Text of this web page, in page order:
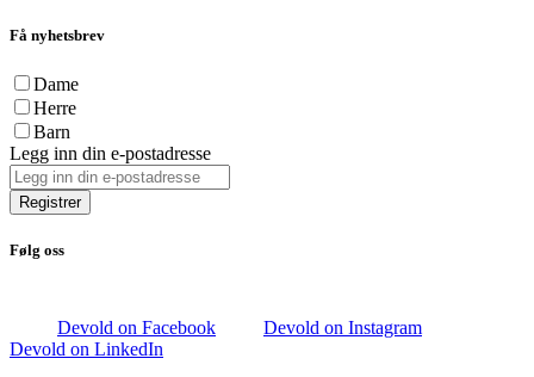
Få nyhetsbrev
Dame
Herre
Barn
Legg inn din e-postadresse
Registrer
Følg oss
Devold on Facebook
Devold on Instagram
Devold on LinkedIn